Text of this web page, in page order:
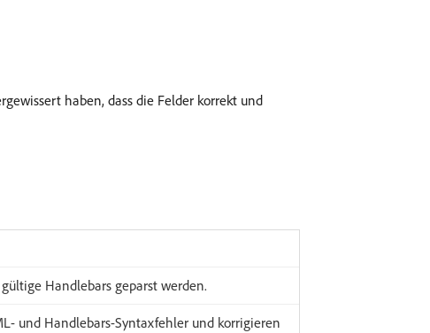
haben, dass die Felder korrekt und
Handlebars geparst werden.
und Handlebars-Syntaxfehler und korrigieren